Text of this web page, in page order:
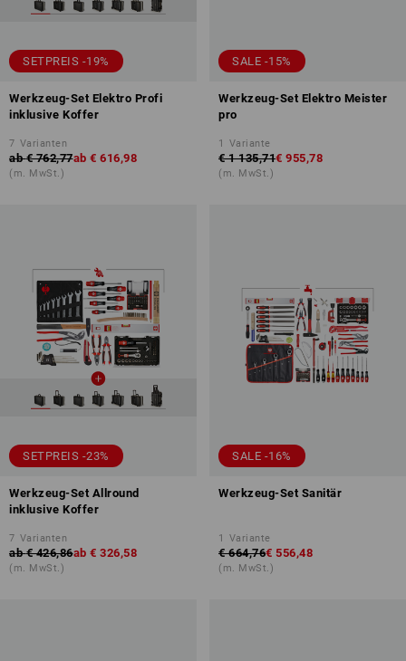
SETPREIS -19%
Werkzeug-Set Elektro Profi
inklusive Koffer
7 Varianten
ab € 762,77ab € 616,98
(m. MwSt.)
SALE -15%
Werkzeug-Set Elektro Meister
pro
1 Variante
€ 1 135,71€ 955,78
(m. MwSt.)
SETPREIS -23%
Werkzeug-Set Allround
inklusive Koffer
7 Varianten
ab € 426,86ab € 326,58
(m. MwSt.)
SALE -16%
Werkzeug-Set Sanitär
1 Variante
€ 664,76€ 556,48
(m. MwSt.)